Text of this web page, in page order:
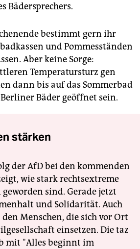
Bädersprechers.
bestimmt gern ihr
und Pommesständen
Aber keine Sorge:
Temperatursturz gen
dann bis auf das Sommerbad
Bäder geöffnet sein.
stärken
der AfD bei den kommenden
wie stark rechtsextreme
sind. Gerade jetzt
und Solidarität. Auch
Menschen, die sich vor Ort
einsetzen. Die taz
mit "Alles beginnt im